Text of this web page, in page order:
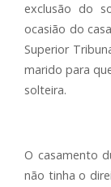
exclusão do
ocasião do
Superior
marido para
solteira.
O casamento
não tinha o